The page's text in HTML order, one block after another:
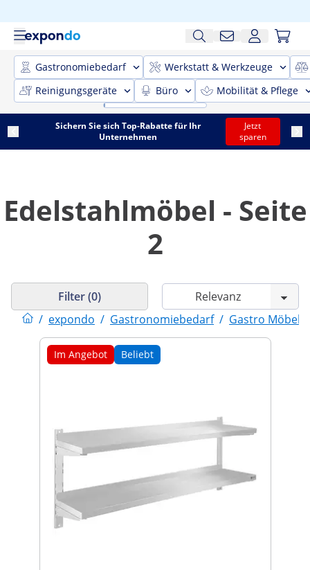
Gastronomiebedarf
Werkstatt & Werkzeuge
Reinigungsgeräte
Büro Mobilität & Pflege
Sichern Sie sich Top-Rabatte für Ihr
Unternehmen
Jetzt
sparen
Edelstahlmöbel - Seite
2
/ expondo / Gastronomiebedarf / Gastro Möbel
Filter (0)
Im Angebot Beliebt